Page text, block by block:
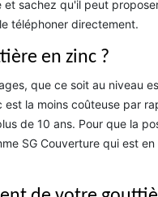
sachez qu'il peut
téléphoner directement.
en zinc ?
que ce soit au niveau
la moins coûteuse par
de 10 ans. Pour que la
SG Couverture qui est